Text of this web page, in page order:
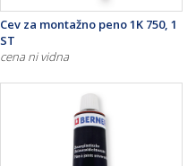
Cev za montažno peno 1K 750, 1
ST
cena ni vidna